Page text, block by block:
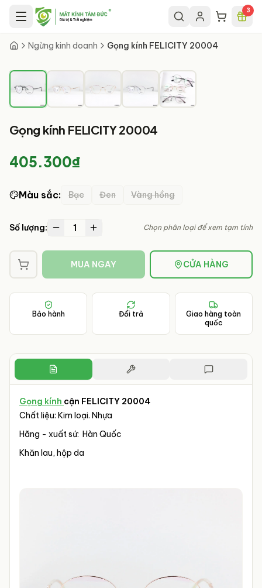
Chuyển đến nội dung chính 3
Ngừng kinh doanh Gọng kính FELICITY 20004
Gọng kính FELICITY 20004
405.300₫
Màu sắc: Bạc Đen Vàng hồng
Số lượng: 1 Chọn phân loại để xem tạm tính
MUA NGAY CỬA HÀNG
Bảo hành Đổi trả
Giao hàng toàn
quốc
Gọng kính cận FELICITY 20004
Chất liệu: Kim loại. Nhựa
Hãng - xuất sứ: Hàn Quốc
Khăn lau, hộp da